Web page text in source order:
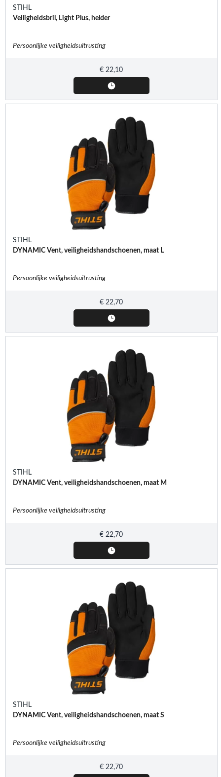
STIHL
Veiligheidsbril, Light Plus, helder
Persoonlijke veiligheidsuitrusting
€ 22,10
STIHL
DYNAMIC Vent, veiligheidshandschoenen, maat L
Persoonlijke veiligheidsuitrusting
€ 22,70
STIHL
DYNAMIC Vent, veiligheidshandschoenen, maat M
Persoonlijke veiligheidsuitrusting
€ 22,70
STIHL
DYNAMIC Vent, veiligheidshandschoenen, maat S
Persoonlijke veiligheidsuitrusting
€ 22,70